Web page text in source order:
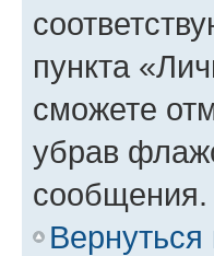
пункта
сможете
убрав
сообщения.
Вернуться